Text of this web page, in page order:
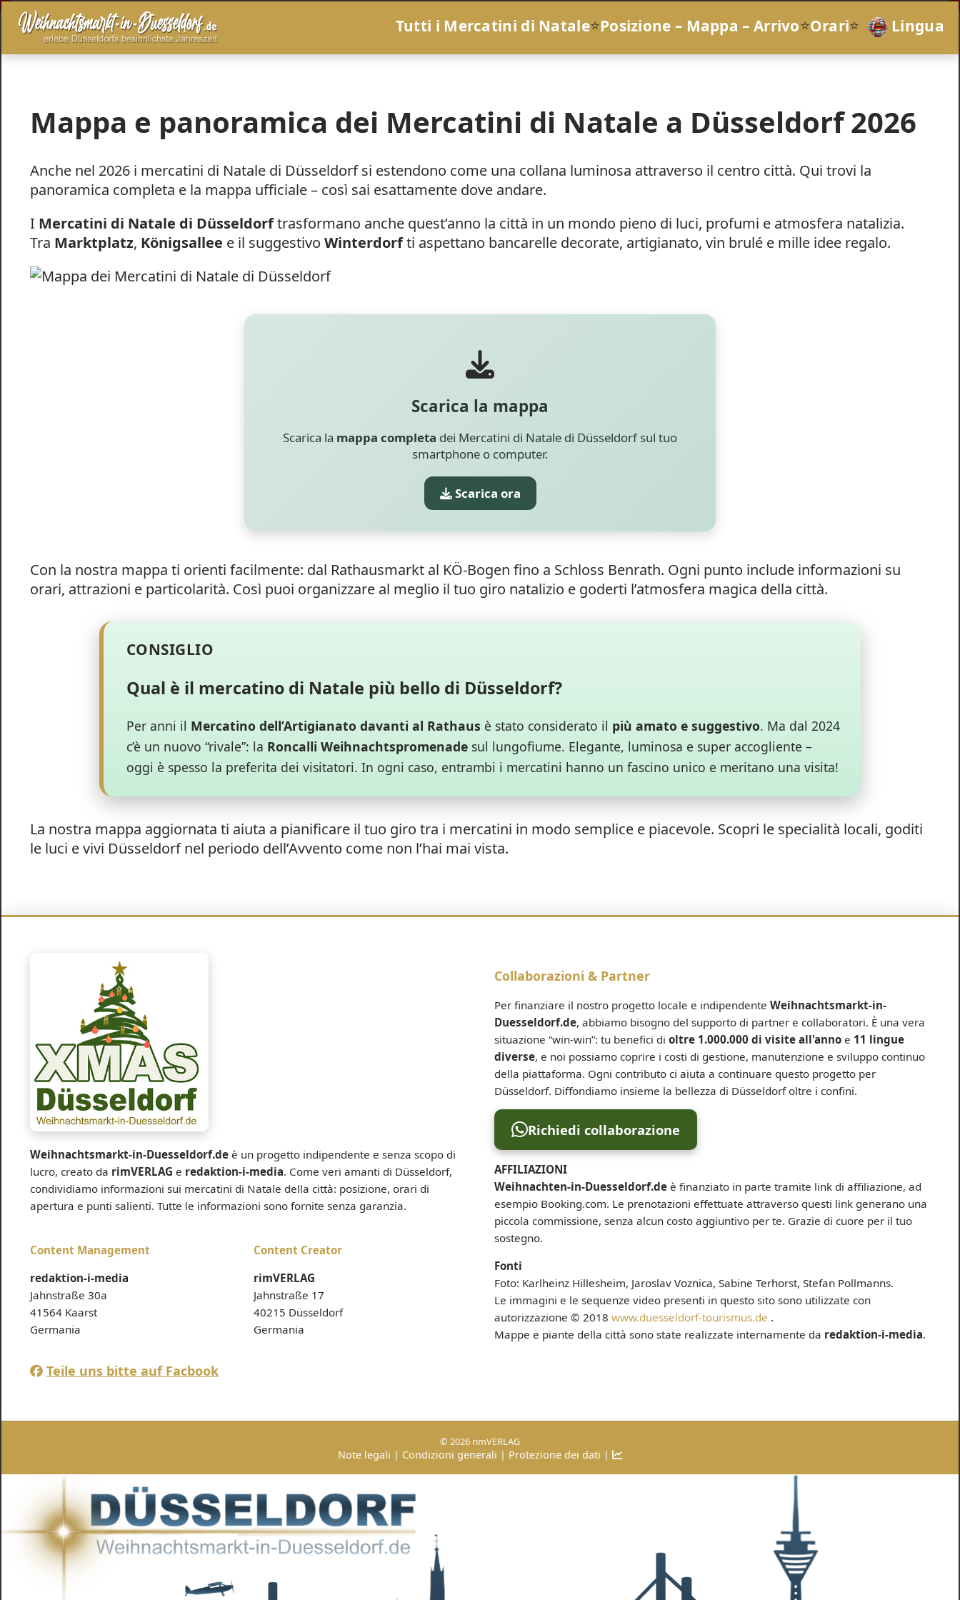
Tutti i Mercatini di Natale⭐Posizione – Mappa – Arrivo⭐Orari⭐ Lingua
Mappa e panoramica dei Mercatini di Natale a Düsseldorf 2026
Anche nel 2026 i mercatini di Natale di Düsseldorf si estendono come una collana luminosa attraverso il centro città. Qui trovi la
panoramica completa e la mappa ufficiale – così sai esattamente dove andare.
I Mercatini di Natale di Düsseldorftrasformano anche quest’anno la città in un mondo pieno di luci, profumi e atmosfera natalizia.
Tra Marktplatz, Königsallee e il suggestivo Winterdorfti aspettano bancarelle decorate, artigianato, vin brulé e mille idee regalo.
Scarica la mappa
Scarica la mappa completa dei Mercatini di Natale di Düsseldorf sul tuo
smartphone o computer.
Scarica ora
Con la nostra mappa ti orienti facilmente: dal Rathausmarkt al KÖ-Bogen fino a Schloss Benrath. Ogni punto include informazioni su
orari, attrazioni e particolarità. Così puoi organizzare al meglio il tuo giro natalizio e goderti l’atmosfera magica della città.
Qual è il mercatino di Natale più bello di Düsseldorf?
Per anni il Mercatino dell’Artigianato davanti al Rathaus è stato considerato il più amato e suggestivo. Ma dal 2024
c’è un nuovo “rivale”: la Roncalli Weihnachtspromenadesul lungofiume. Elegante, luminosa e super accogliente –
oggi è spesso la preferita dei visitatori. In ogni caso, entrambi i mercatini hanno un fascino unico e meritano una visita!
La nostra mappa aggiornata ti aiuta a pianificare il tuo giro tra i mercatini in modo semplice e piacevole. Scopri le specialità locali, goditi
le luci e vivi Düsseldorf nel periodo dell’Avvento come non l’hai mai vista.
Weihnachtsmarkt-in-Duesseldorf.de è un progetto indipendente e senza scopo di
lucro, creato da rimVERLAG e redaktion-i-media. Come veri amanti di Düsseldorf,
condividiamo informazioni sui mercatini di Natale della città: posizione, orari di
apertura e punti salienti. Tutte le informazioni sono fornite senza garanzia.
Content Management
redaktion-i-media
Jahnstraße 30a
41564 Kaarst
Germania
Content Creator
rimVERLAG
Jahnstraße 17
40215 Düsseldorf
Germania
Teile uns bitte auf Facbook
Collaborazioni & Partner
Per finanziare il nostro progetto locale e indipendente Weihnachtsmarkt-in-
Duesseldorf.de, abbiamo bisogno del supporto di partner e collaboratori. È una vera
situazione “win-win”: tu benefici di oltre 1.000.000 di visite all'anno e 11 lingue
diverse, e noi possiamo coprire i costi di gestione, manutenzione e sviluppo continuo
della piattaforma. Ogni contributo ci aiuta a continuare questo progetto per
Düsseldorf. Diffondiamo insieme la bellezza di Düsseldorf oltre i confini.
Richiedi collaborazione
AFFILIAZIONI
Weihnachten-in-Duesseldorf.de è finanziato in parte tramite link di affiliazione, ad
esempio Booking.com. Le prenotazioni effettuate attraverso questi link generano una
piccola commissione, senza alcun costo aggiuntivo per te. Grazie di cuore per il tuo
sostegno.
Fonti
Foto: Karlheinz Hillesheim, Jaroslav Voznica, Sabine Terhorst, Stefan Pollmanns.
Le immagini e le sequenze video presenti in questo sito sono utilizzate con
autorizzazione © 2018 www.duesseldorf-tourismus.de .
Mappe e piante della città sono state realizzate internamente da redaktion-i-media.
© 2026 rimVERLAG
Note legali | Condizioni generali | Protezione dei dati |